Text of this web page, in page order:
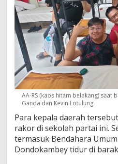
AA-RS (kaos hitam belakang) saat
Ganda dan Kevin Lotulung.
Para kepala daerah
rakor di sekolah partai ini.
termasuk Bendahara
Dondokambey tidur di